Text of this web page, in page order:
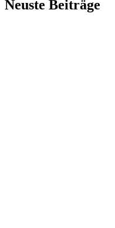
Neuste Beiträge